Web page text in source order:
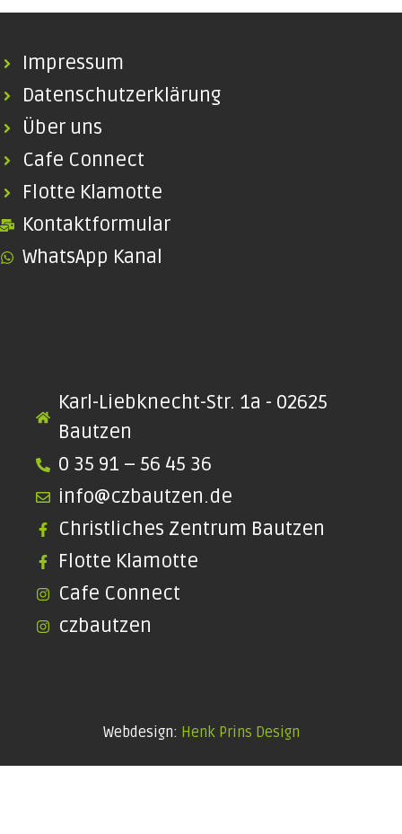
Impressum
Datenschutzerklärung
Über uns
Cafe Connect
Flotte Klamotte
Kontaktformular
WhatsApp Kanal
Karl-Liebknecht-Str. 1a - 02625
Bautzen
0 35 91 – 56 45 36
info@czbautzen.de
Christliches Zentrum Bautzen
Flotte Klamotte
Cafe Connect
czbautzen
Webdesign: Henk Prins Design